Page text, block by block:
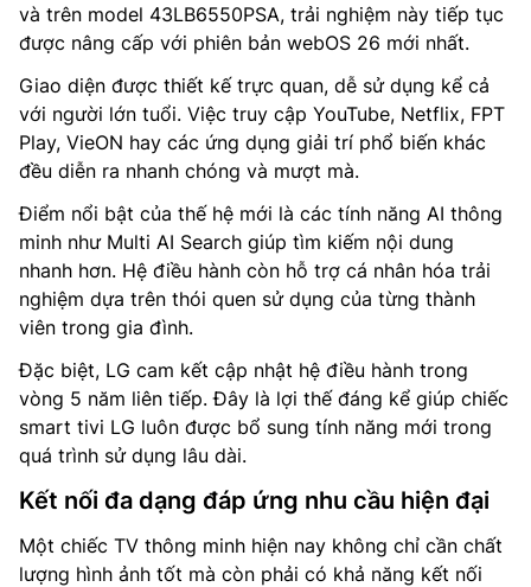
và trên model 43LB6550PSA, trải nghiệm này tiếp tục
được nâng cấp với phiên bản webOS 26 mới nhất.
Giao diện được thiết kế trực quan, dễ sử dụng kể cả
với người lớn tuổi. Việc truy cập YouTube, Netflix, FPT
Play, VieON hay các ứng dụng giải trí phổ biến khác
đều diễn ra nhanh chóng và mượt mà.
Điểm nổi bật của thế hệ mới là các tính năng AI thông
minh như Multi AI Search giúp tìm kiếm nội dung
nhanh hơn. Hệ điều hành còn hỗ trợ cá nhân hóa trải
nghiệm dựa trên thói quen sử dụng của từng thành
viên trong gia đình.
Đặc biệt, LG cam kết cập nhật hệ điều hành trong
vòng 5 năm liên tiếp. Đây là lợi thế đáng kể giúp chiếc
smart tivi LG luôn được bổ sung tính năng mới trong
quá trình sử dụng lâu dài.
Kết nối đa dạng đáp ứng nhu cầu hiện đại
Một chiếc TV thông minh hiện nay không chỉ cần chất
lượng hình ảnh tốt mà còn phải có khả năng kết nối